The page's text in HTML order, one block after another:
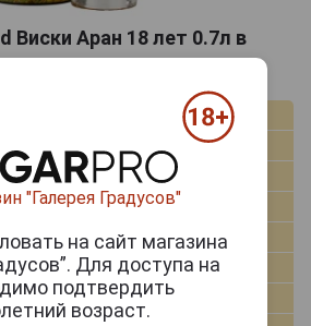
Виски Аран 18 лет 0.7л в
45.0%
18
Картонная туба
дубовые бочки
Single Malt Whisky
"Галерея Градусов"
на сайт магазина
Для доступа на
подтвердить
возраст.